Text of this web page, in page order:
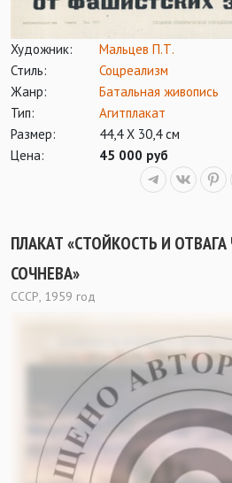
Художник:
Мальцев П.Т.
Стиль:
Соцреализм
Жанр:
Батальная живопись
Тип:
Агитплакат
Размер:
44,4 Х 30,4 см
Цена:
45 000 руб
ПЛАКАТ «СТОЙКОСТЬ И
СОЧНЕВА»
СССР, 1959 год